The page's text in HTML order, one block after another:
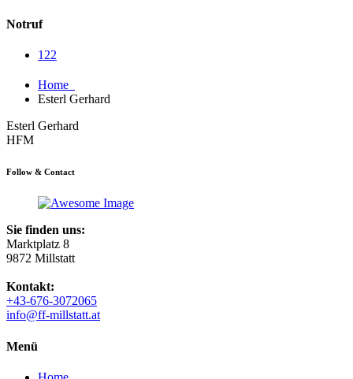
Notruf
122
Home
Esterl Gerhard
Esterl Gerhard
HFM
Follow & Contact
Sie finden uns:
Marktplatz 8
9872 Millstatt
Kontakt:
+43-676-3072065
info@ff-millstatt.at
Menü